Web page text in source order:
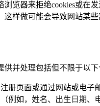
览器来拒绝cookies或在发
这样做可能会导致网站某
供并处理包括但不限于以下
册页面或通过网站或电子
例如，姓名、出生日期、